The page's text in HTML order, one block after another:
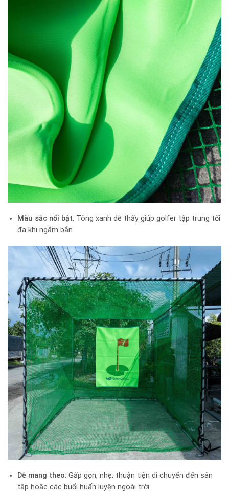
Màu sắc nổi bật: Tông xanh dễ thấy giúp golfer tập trung tối
đa khi ngắm bắn.
Dễ mang theo: Gấp gọn, nhẹ, thuận tiện di chuyển đến sân
tập hoặc các buổi huấn luyện ngoài trời.